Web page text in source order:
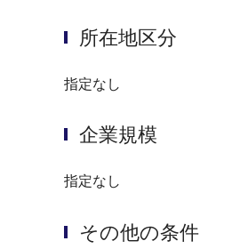
所在地区分
指定なし
企業規模
指定なし
その他の条件